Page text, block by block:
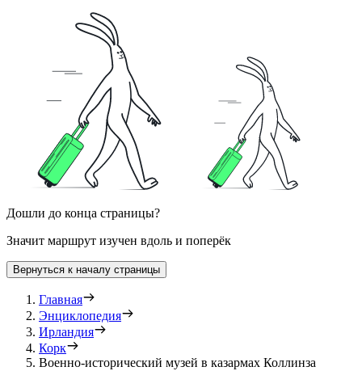
Дошли до конца страницы?
Значит маршрут изучен вдоль и поперёк
Вернуться к началу страницы
Главная
Энциклопедия
Ирландия
Корк
Военно-исторический музей в казармах Коллинза